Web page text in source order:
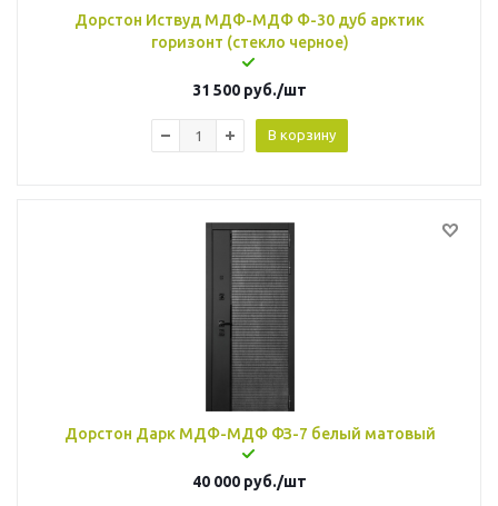
Дорстон Иствуд МДФ-МДФ Ф-30 дуб арктик
горизонт (стекло черное)
31 500 руб./шт
В корзину
Дорстон Дарк МДФ-МДФ ФЗ-7 белый матовый
40 000 руб./шт